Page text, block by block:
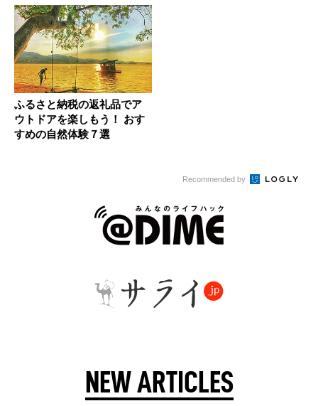
ふるさと納税の返礼品でア
ウトドアを楽しもう！ おす
すめの自然体験７選
Recommended by
NEW ARTICLES